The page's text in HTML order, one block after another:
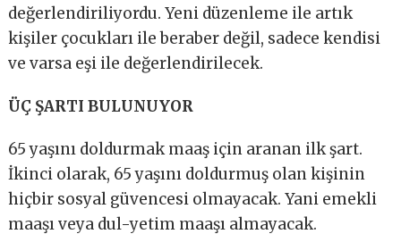
değerlendiriliyordu. Yeni düzenleme ile artık
kişiler çocukları ile beraber değil, sadece kendisi
ve varsa eşi ile değerlendirilecek.
ÜÇ ŞARTI BULUNUYOR
65 yaşını doldurmak maaş için aranan ilk şart.
İkinci olarak, 65 yaşını doldurmuş olan kişinin
hiçbir sosyal güvencesi olmayacak. Yani emekli
maaşı veya dul-yetim maaşı almayacak.